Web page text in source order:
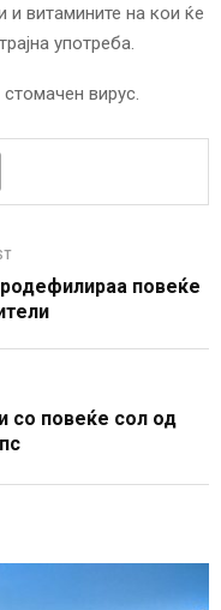
и витамините на кои ќе
употреба.
вирус.
повеќе
со повеќе сол од